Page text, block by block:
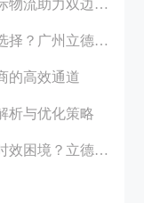
助力双边发展
流一站式解决方案解析
的高效通道
析与优化策略
德国际助您破局！